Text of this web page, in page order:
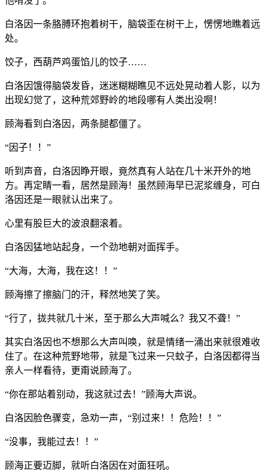
白洛因一条胳膊环抱着树干，脑袋歪在树干上，愣愣地瞧着远
处。
饺子，西葫芦鸡蛋馅儿的饺子……
白洛因饿得脑袋发昏，迷迷糊糊瞧见不远处晃动着人影，以为
出现幻觉了，这种荒郊野岭的地段哪有人类出没啊！
顾海看到白洛因，两条腿都僵了。
“因子！！”
听到声音，白洛因睁开眼，竟然真有人站在几十米开外的地
方。再定睛一看，居然是顾海！虽然顾海早已泥浆缠身，可白
洛因还是一眼就认出来了。
心里有股巨大的波浪翻滚着。
白洛因猛地站起身，一个劲地朝对面挥手。
“大海，大海，我在这！！”
顾海擦了擦脑门的汗，释然地笑了笑。
“行了，拢共就几十米，至于那么大声喊么？我又不聋！”
其实白洛因也不想那么大声叫唤，就是情绪一涌出来就很难收
住了。在这种荒野地带，就是飞过来一只蚊子，白洛因都得当
亲人一样看待，更甭说顾海了。
“你在那站着别动，我这就过去！”顾海大声说。
白洛因脸色骤变，急劝一声，“别过来！！危险！！”
“没事，我能过去！！”
顾海正要迈脚，就听白洛因在对面狂吼。